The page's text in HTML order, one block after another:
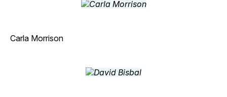
Carla Morrison